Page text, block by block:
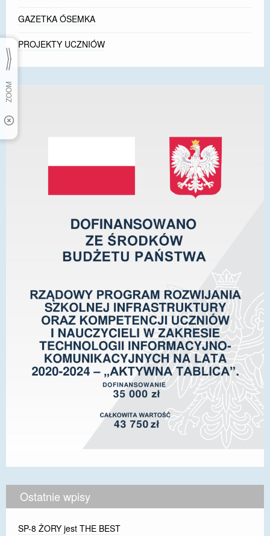
GAZETKA ÓSEMKA
PROJEKTY UCZNIÓW
Ostatnie wpisy
SP-8 ŻORY jest THE BEST